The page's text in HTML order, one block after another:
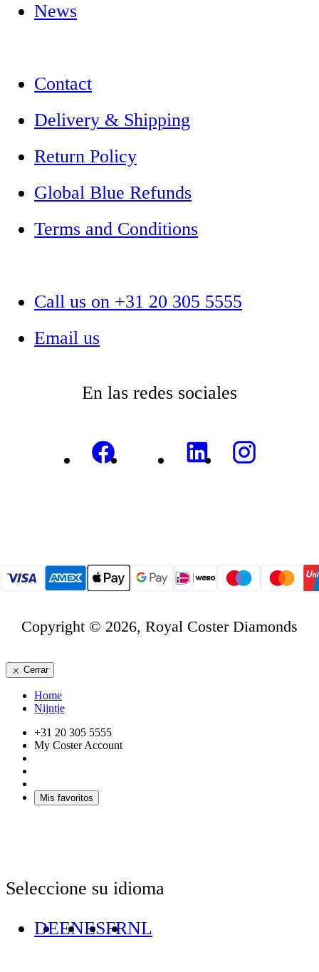
News
Contact
Delivery & Shipping
Return Policy
Global Blue Refunds
Terms and Conditions
Call us on +31 20 305 5555
Email us
En las redes sociales
Copyright © 2026, Royal Coster Diamonds
Cerrar
Home
Nijntje
+31 20 305 5555
My Coster Account
Mis favoritos
Seleccione su idioma
DEENESFRNL